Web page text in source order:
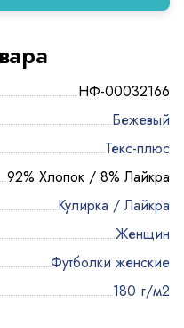
НФ-00032166
Бежевый
Текс-плюс
92% Хлопок / 8% Лайкра
Кулирка / Лайкра
Женщин
Футболки женские
180 г/м2